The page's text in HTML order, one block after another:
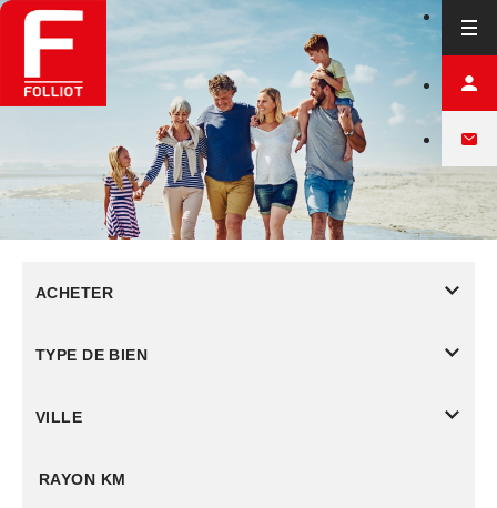
ACHETER
TYPE DE BIEN
VILLE
RAYON KM